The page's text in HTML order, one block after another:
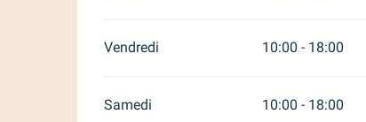
Vendredi 10:00 - 18:00
Samedi 10:00 - 18:00